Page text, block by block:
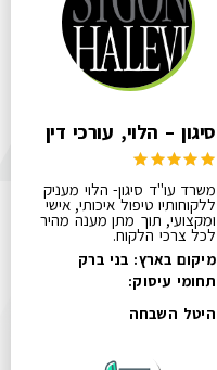
סיגון – הלוי, עורכי דין
משרד עו"ד סיגון- הלוי מעניק
ללקוחותיו טיפול איכותי, אישי
ומקצועי, תוך מתן מענה מהיר
לכל צרכי הלקוח.
מיקום בארץ: בני ברק
תחומי עיסוק:
היטל השבחה